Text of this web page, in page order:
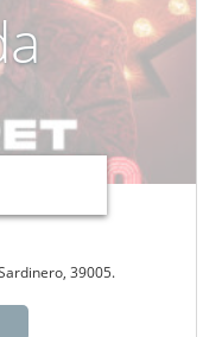
39005.